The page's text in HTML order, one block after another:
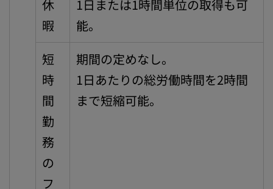
休
暇
1日または1時間単位の取得も可
能。
短
時
間
勤
務
の
フ
期間の定めなし。
1日あたりの総労働時間を2時間
まで短縮可能。